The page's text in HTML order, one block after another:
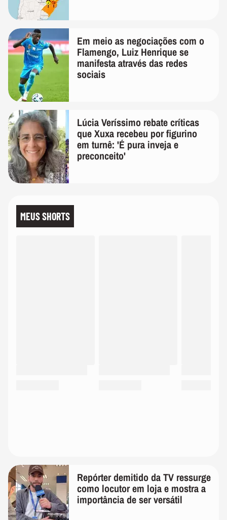
Em meio as negociações com o
Flamengo, Luiz Henrique se
manifesta através das redes
sociais
Lúcia Veríssimo rebate críticas
que Xuxa recebeu por figurino
em turnê: 'É pura inveja e
preconceito'
MEUS SHORTS
Repórter demitido da TV ressurge
como locutor em loja e mostra a
importância de ser versátil